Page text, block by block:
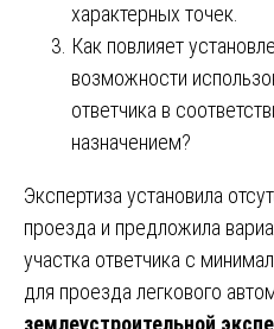
характерных точек.
Как повлияет
возможности
ответчика в
назначением?
Экспертиза установила
проезда и предложила
участка ответчика с
для проезда легкового
землеустроительной